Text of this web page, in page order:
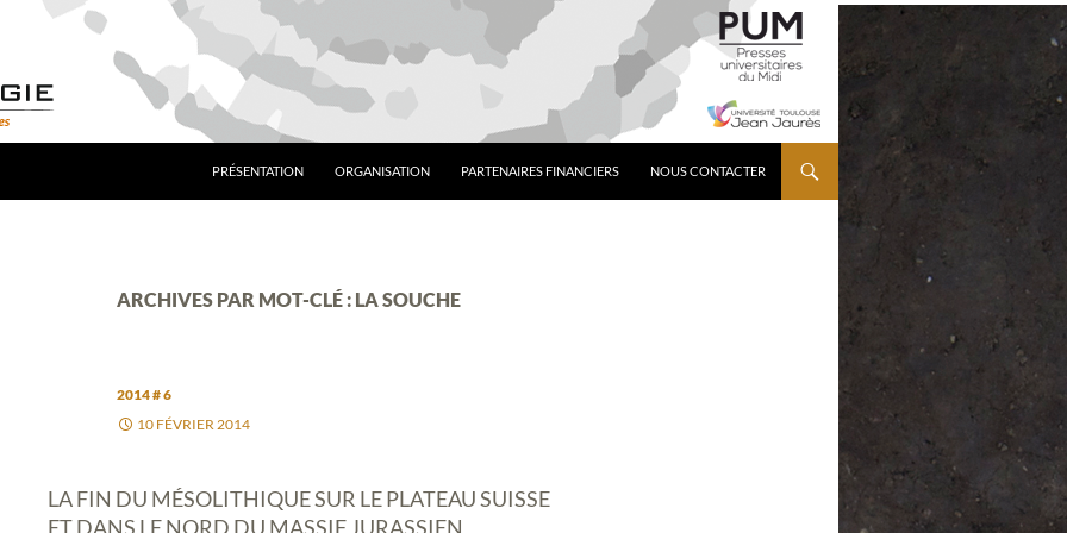
PRÉSENTATION ORGANISATION PARTENAIRES FINANCIERS NOUS CONTACTER
ARCHIVES PAR MOT-CLÉ : LA SOUCHE
2014 # 6
10 FÉVRIER 2014
LA FIN DU MÉSOLITHIQUE SUR LE PLATEAU SUISSE
ET DANS LE NORD DU MASSIF JURASSIEN